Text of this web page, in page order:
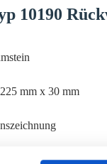
10190
mm x 30 mm